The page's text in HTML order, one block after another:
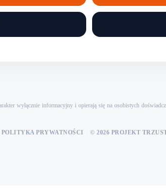
wyłącznie informacyjny i opierają się na osobistych
POLITYKA PRYWATNOŚCI © 2026 PROJEKT